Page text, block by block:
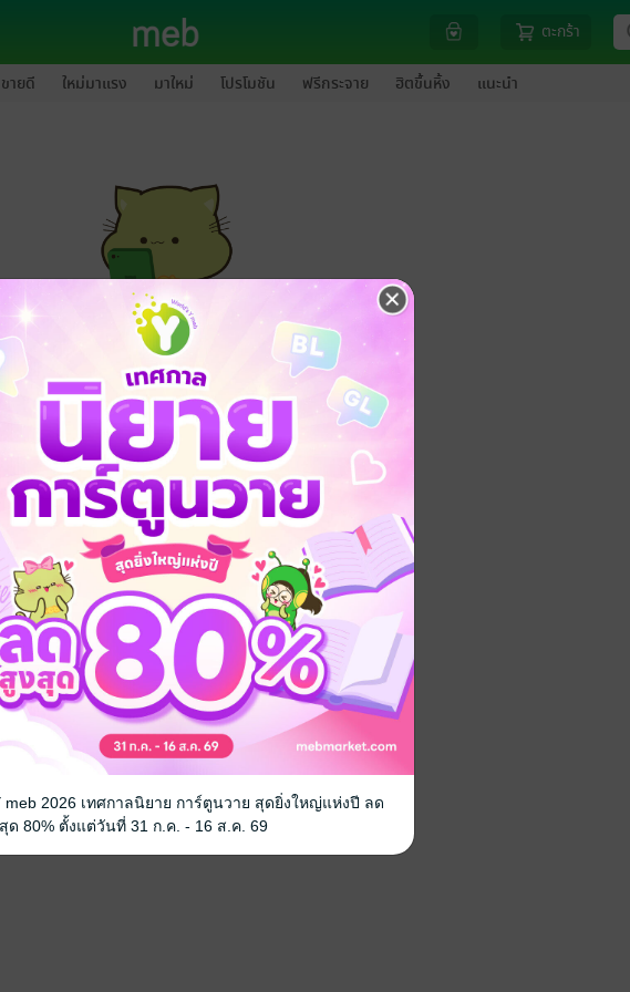
ตะกร้า
ขายดี ใหม่มาแรง มาใหม่ โปรโมชัน ฟรีกระจาย ฮิตขึ้นหิ้ง แนะนำ
กรุณาเข้าสู่ระบบก่อนดำเนินรายการด้วยค่ะ
ล็อกอินเข้าระบบ
meb 2026 เทศกาลนิยาย การ์ตูนวาย สุดยิ่งใหญ่แห่งปี ลด
ด 80% ตั้งแต่วันที่ 31 ก.ค. - 16 ส.ค. 69